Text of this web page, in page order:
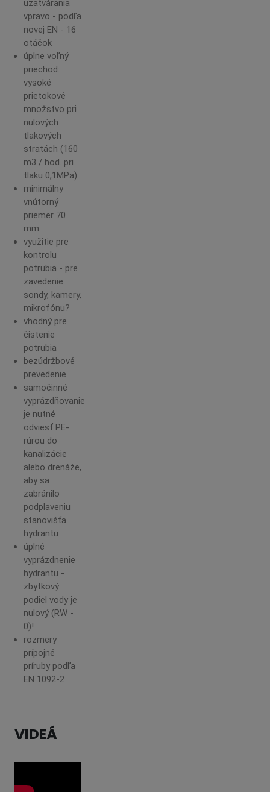
uzatvárania
vpravo - podľa
novej EN - 16
otáčok
úplne voľný
priechod:
vysoké
prietokové
množstvo pri
nulových
tlakových
stratách (160
m3 / hod. pri
tlaku 0,1MPa)
minimálny
vnútorný
priemer 70
mm
využitie pre
kontrolu
potrubia - pre
zavedenie
sondy, kamery,
mikrofónu?
vhodný pre
čistenie
potrubia
bezúdržbové
prevedenie
samočinné
vyprázdňovanie
je nutné
odviesť PE-
rúrou do
kanalizácie
alebo drenáže,
aby sa
zabránilo
podplaveniu
stanovišťa
hydrantu
úplné
vyprázdnenie
hydrantu -
zbytkový
podiel vody je
nulový (RW -
0)!
rozmery
prípojné
príruby podľa
EN 1092-2
VIDEÁ